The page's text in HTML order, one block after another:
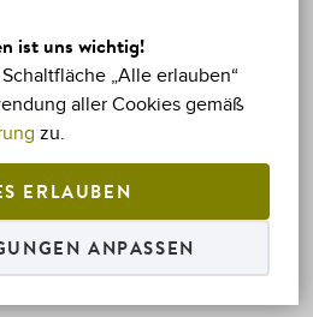
ist uns wichtig!
„Alle erlauben“
aller Cookies gemäß
zu.
ERLAUBEN
ANPASSEN
für Paare mit einem
Lösung in der Innenstadt
und Spazieren in der
Doppelzimmer befindet sich
Fenster des Zimmers
d. h. den Park gegenüber